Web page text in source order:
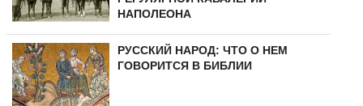
НАПОЛЕОНА
РУССКИЙ НАРОД: ЧТО О НЕМ
ГОВОРИТСЯ В БИБЛИИ